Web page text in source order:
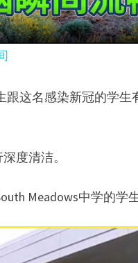
a
V
i
d
e
这名感染新冠的学
度清洁。
Meadows中学的学